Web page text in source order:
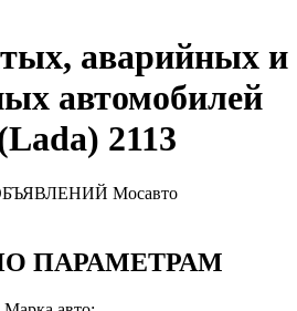
аварийных и
автомобилей
2113
Мосавто
ПАРАМЕТРАМ